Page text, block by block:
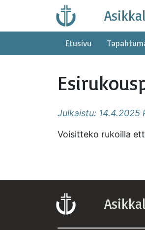
content
Etusivu
Julkaistu: 14.4.2025
Voisitteko rukoilla